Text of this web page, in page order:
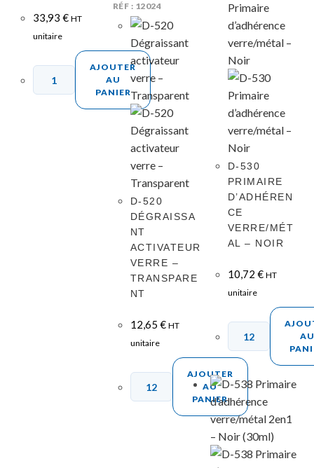
33,93€ HT
unitaire
AJOUTER
AU
PANIER
RÉF : 12024
D-520
DÉGRAISSA
NT
ACTIVATEUR
VERRE –
TRANSPARE
NT
12,65 € HT
unitaire
AJOUTER
AU
PANIER
D-530
PRIMAIRE
D’ADHÉREN
CE
VERRE/MÉT
AL – NOIR
10,72 € HT
unitaire
AU